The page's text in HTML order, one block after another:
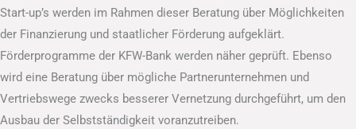
Start-up’s werden im Rahmen dieser Beratung über Möglichkeiten
der Finanzierung und staatlicher Förderung aufgeklärt.
Förderprogramme der KFW-Bank werden näher geprüft. Ebenso
wird eine Beratung über mögliche Partnerunternehmen und
Vertriebswege zwecks besserer Vernetzung durchgeführt, um den
Ausbau der Selbstständigkeit voranzutreiben.